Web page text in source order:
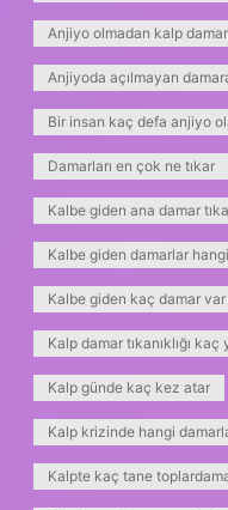
Anjiyo olmadan kalp damar
Anjiyoda açılmayan
Bir insan kaç defa anjiyo
Damarları en çok ne tıkar
Kalbe giden ana damar
Kalbe giden damarlar
Kalbe giden kaç damar var
Kalp damar tıkanıklığı kaç
Kalp günde kaç kez atar
Kalp krizinde hangi
Kalpte kaç tane